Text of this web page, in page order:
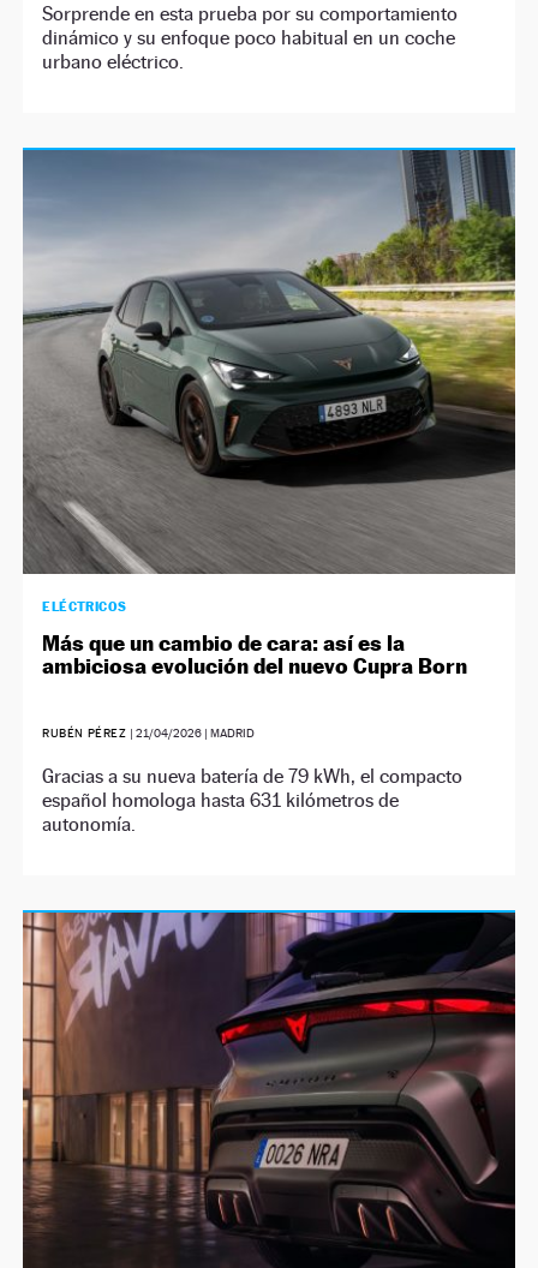
Sorprende en esta prueba por su comportamiento
dinámico y su enfoque poco habitual en un coche
urbano eléctrico.
ELÉCTRICOS
Más que un cambio de cara: así es la
ambiciosa evolución del nuevo Cupra Born
RUBÉN PÉREZ |21/04/2026 | MADRID
Gracias a su nueva batería de 79 kWh, el compacto
español homologa hasta 631 kilómetros de
autonomía.